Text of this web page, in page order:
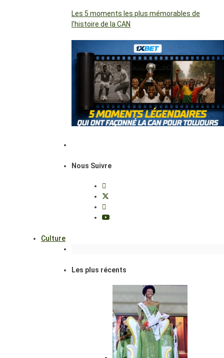
Les 5 moments les plus mémorables de
l’histoire de la CAN
Nous Suivre
Culture
Les plus récents